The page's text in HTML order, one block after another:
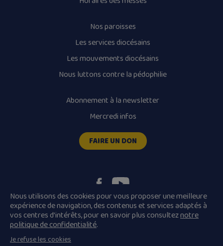
Nos paroisses
Les services diocésains
Les mouvements diocésains
Nous luttons contre la pédophilie
Abonnement à la newsletter
Mercredi infos
FAIRE UN DON
Plan du site
Mentions légales
Conditions Générales de Vente
Nous utilisons des cookies pour vous proposer une meilleure
expérience de navigation, des contenus et services adaptés à
vos centres d’intérêts, pour en savoir plus consulteznotre
politique de confidentialité.
Je refuse les cookies